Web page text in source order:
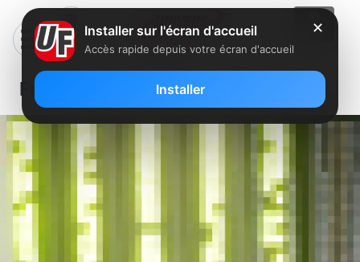
Free: Un nouveau NRA en Aquitaine
✕
Installer sur l'écran d'accueil
Accès rapide depuis votre écran d'accueil
Installer